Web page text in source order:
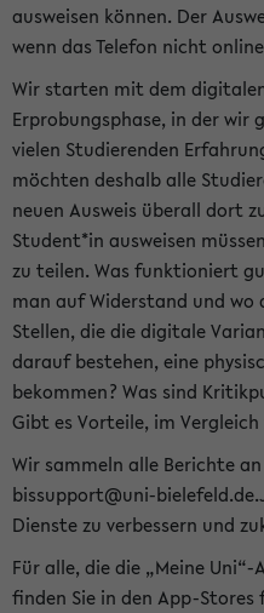
ausweisen können. Der
wenn das Telefon nicht
Wir starten mit dem
Erprobungsphase, in der
vielen Studierenden
möchten deshalb alle
neuen Ausweis überall dort
Student*in ausweisen
zu teilen. Was funktioniert
man auf Widerstand und wo
Stellen, die die digitale
darauf bestehen, eine
bekommen? Was sind
Gibt es Vorteile, im
Wir sammeln alle Berichte
bissupport@uni-
Dienste zu verbessern und
Für alle, die die „Meine
finden Sie in den App-